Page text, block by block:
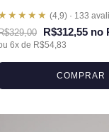
(4,9) · 133
R$312,55 no
6x de R$54,83
COMPRAR